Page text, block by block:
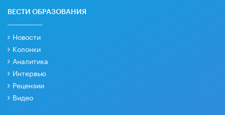
ВЕСТИ ОБРАЗОВАНИЯ
Новости
Колонки
Аналитика
Интервью
Рецензии
Видео